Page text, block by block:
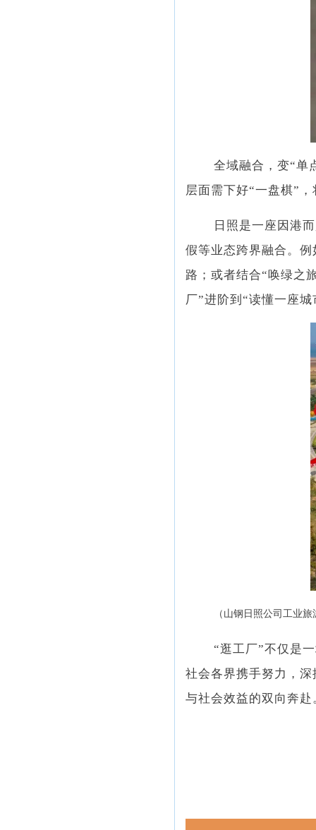
全域融合，变“单
层面需下好“一盘棋”
日照是一座因港
假等业态跨界融合。
路；或者结合“唤绿之
厂”进阶到“读懂一座城
（山钢日照公司工业
“逛工厂”不仅是
社会各界携手努力，
与社会效益的双向奔赴